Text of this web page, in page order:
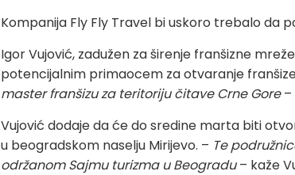
Kompanija Fly Fly Travel bi uskoro trebalo da
Igor Vujović, zadužen za širenje franšizne
potencijalnim primaocem za otvaranje
master franšizu za teritoriju čitave Crne Gore–
Vujović dodaje da će do sredine marta biti
u beogradskom naselju Mirijevo. – Te
održanom Sajmu turizma u Beogradu– kaže